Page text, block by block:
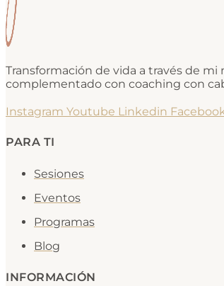
Transformación de vida a través de
complementado con coaching con
Instagram Youtube Linkedin
PARA TI
Sesiones
Eventos
Programas
Blog
INFORMACIÓN